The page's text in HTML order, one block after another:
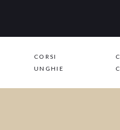
CORSI
UNGHIE